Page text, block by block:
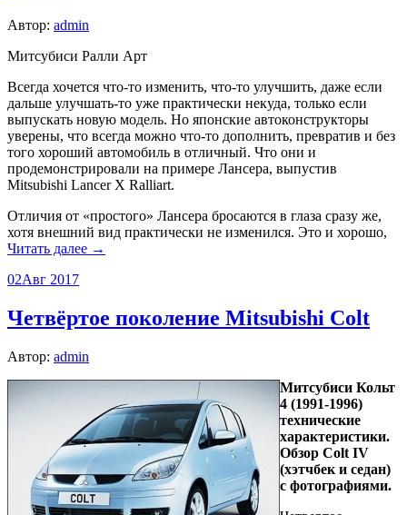
Автор: admin
Митсубиси Ралли Арт
Всегда хочется что-то изменить, что-то улучшить, даже если
дальше улучшать-то уже практически некуда, только если
выпускать новую модель. Но японские автоконструкторы
уверены, что всегда можно что-то дополнить, превратив и без
того хороший автомобиль в отличный. Что они и
продемонстрировали на примере Лансера, выпустив
Mitsubishi Lancer X Ralliart.
Отличия от «простого» Лансера бросаются в глаза сразу же,
хотя внешний вид практически не изменился. Это и хорошо,
Читать далее →
02Авг 2017
Четвёртое поколение Mitsubishi Colt
Автор: admin
Митсубиси Кольт
4 (1991-1996)
технические
характеристики.
Обзор Colt IV
(хэтчбек и седан)
с фотографиями.